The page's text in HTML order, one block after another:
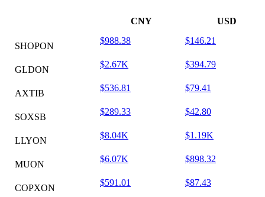
CNY USD
SHOPON
$988.38 $146.21
GLDON
$2.67K $394.79
AXTIB
$536.81 $79.41
SOXSB
$289.33 $42.80
LLYON
$8.04K $1.19K
MUON
$6.07K $898.32
COPXON
$591.01 $87.43